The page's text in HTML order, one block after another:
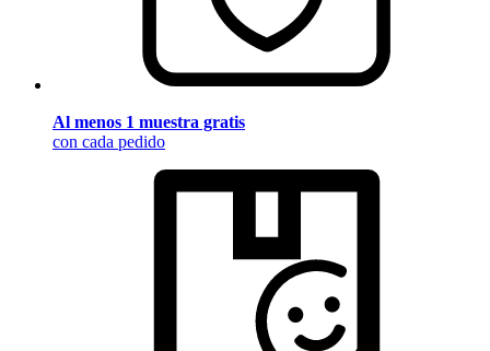
Al menos 1 muestra gratis
con cada pedido